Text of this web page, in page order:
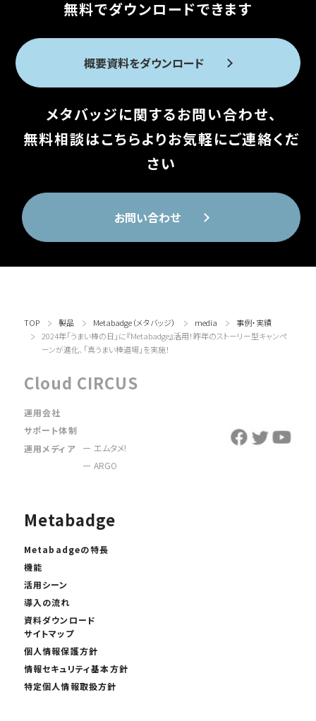
無料でダウンロードできます
概要資料をダウンロード
メタバッジに関するお問い合わせ、
無料相談はこちらよりお気軽にご連絡くだ
さい
お問い合わせ
TOP 製品 Metabadge（メタバッジ） media
事例・実績
2024年「うまい棒の日」に『Metabadge』活用！昨年のストーリー型キャンペ
ーンが進化、「真うまい棒道場」を実施！
Cloud CIRCUS
運用会社
サポート体制
運用メディア
エムタメ!
ARGO
Metabadge
Metabadgeの特長
機能
活用シーン
導入の流れ
資料ダウンロード
サイトマップ
個人情報保護方針
情報セキュリティ基本方針
特定個人情報取扱方針